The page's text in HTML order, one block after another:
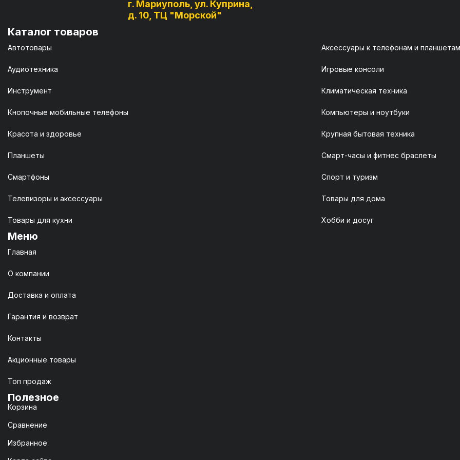
г. Мариуполь, ул. Куприна,
д. 10, ТЦ "Морской"
Каталог товаров
Автотовары Аксессуары к телефонам и планшетам
Аудиотехника Игровые консоли
Инструмент Климатическая техника
Кнопочные мобильные телефоны Компьютеры и ноутбуки
Красота и здоровье Крупная бытовая техника
Планшеты Смарт-часы и фитнес браслеты
Смартфоны Спорт и туризм
Телевизоры и аксессуары Товары для дома
Товары для кухни Хобби и досуг
Меню
Главная
О компании
Доставка и оплата
Гарантия и возврат
Контакты
Акционные товары
Топ продаж
Полезное
Корзина
Сравнение
Избранное